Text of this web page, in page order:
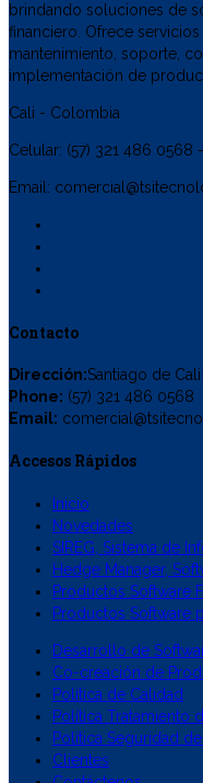
brindando soluciones de
financiero. Ofrece
mantenimiento, soporte,
implementación de
Cali - Colombia
Celular: (57) 321 486 0568
Email:
Contacto
Dirección:Santiago de
Phone: (57) 321 486 0568
Email:
Accesos Rápidos
Inicio
Novedades
SIREG, Sistema de
Hedge Manager,
Productos Software
Productos Software
Desarrollo de
Co-creación de
Política de Calidad
Política Tratamiento
Política Seguridad
Clientes